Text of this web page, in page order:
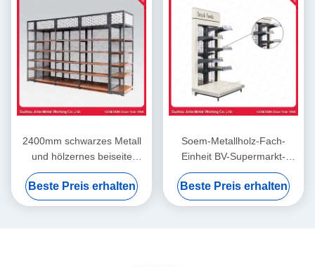
2400mm schwarzes Metall
und hölzernes beiseite
legendes Einheit ODM 4
Schicht-Speicher-Gestell
Beste Preis erhalten
Soem-Metallholz-Fach-
Einheit BV-Supermarkt-
Speicher-Gestell
Beste Preis erhalten